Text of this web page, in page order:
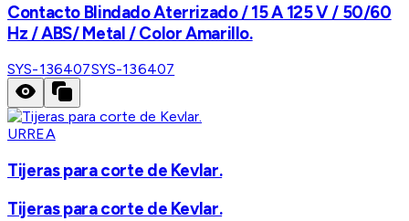
Contacto Blindado Aterrizado / 15 A 125 V / 50/60
Hz / ABS/ Metal / Color Amarillo.
SYS-136407SYS-136407
URREA
Tijeras para corte de Kevlar.
Tijeras para corte de Kevlar.